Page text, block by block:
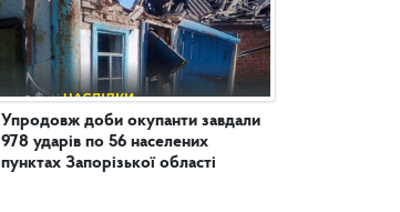
Упродовж доби окупанти завдали
978 ударів по 56 населених
пунктах Запорізької області